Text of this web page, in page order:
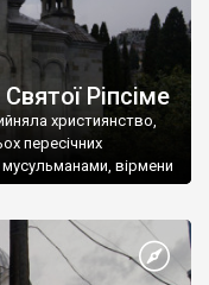
Ріпсіме
християнство,
пересічних
мусульманами, вірмени